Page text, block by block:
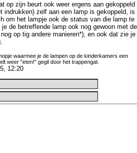
op zijn beurt ook weer ergens aan gekoppeld
indrukken) zelf aan een lamp is gekoppeld, is
om het lampje ook de status van die lamp te
de betreffende lamp ook nog gewoon met de
op tig andere manieren*), en ook dat zie je
waarmee je de lampen op de kinderkamers een
weer "eten!" gegil door het trappengat.
12:20